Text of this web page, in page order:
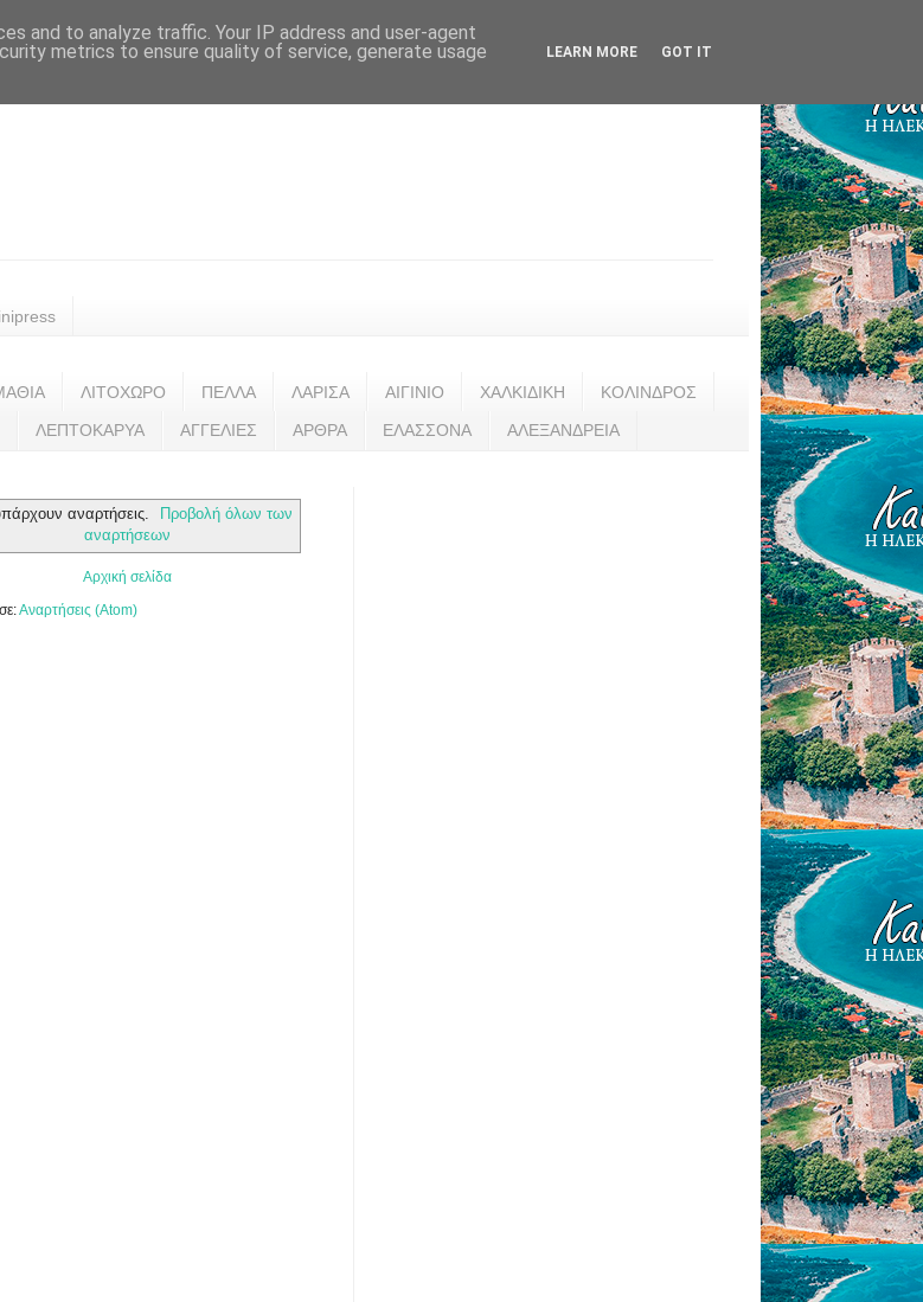
ΛΙΤΟΧΩΡΟ ΠΕΛΛΑ ΛΑΡΙΣΑ ΑΙΓΙΝΙΟ ΧΑΛΚΙΔΙΚΗ ΚΟΛΙΝΔΡΟΣ
ΛΕΠΤΟΚΑΡΥΑ ΑΓΓΕΛΙΕΣ ΑΡΘΡΑ ΕΛΑΣΣΟΝΑ ΑΛΕΞΑΝΔΡΕΙΑ
αναρτήσεις.
Προβολή όλων των
αναρτήσεων
Αρχική σελίδα
Αναρτήσεις (Atom)
and to analyze traffic. Your IP address and user-agent
metrics to ensure quality of service, generate usage
LEARN MORE GOT IT